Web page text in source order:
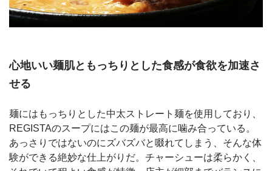
心地いい麺肌ともっちりとした食感が食欲を加速さ
せる
麺にはもっちりとした中太ストレート麺を使用しており、
REGISTAのスープにはこの麺が最高に噛み合っている。
あっさりではないのにズバズバと啜れてしまう、そんな体
験ができる絶妙な仕上がりだ。チャーシューは柔らかく、